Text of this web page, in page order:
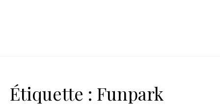
Étiquette : Funpark